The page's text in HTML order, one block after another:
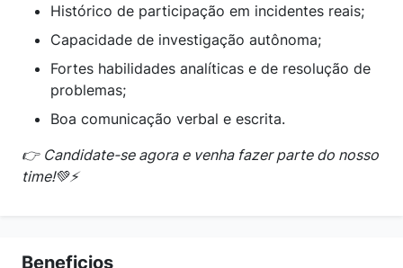
Histórico de participação em incidentes reais;
Capacidade de investigação autônoma;
Fortes habilidades analíticas e de resolução de
problemas;
Boa comunicação verbal e escrita.
👉 Candidate-se agora e venha fazer parte do nosso
time!💚⚡
Beneficios